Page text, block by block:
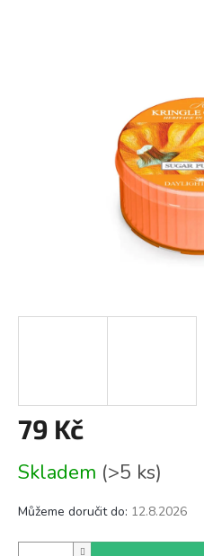
79 Kč
cena:
Skladem (>5 ks)
Můžeme doručit do: 12.8.2026